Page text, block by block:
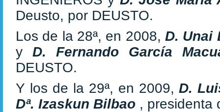
Deusto, por DEUSTO.
Los de la 28ª, en 2008, D. Unai
y D. Fernando García
DEUSTO.
Y los de la 29ª, en 2009,D.
Dª. Izaskun Bilbao , presidenta